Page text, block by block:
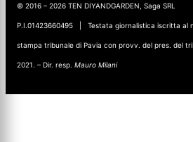
© 2016 – 2026 TEN DIYANDGARDEN, Saga SRL
P.I.01423660495 | Testata giornalistica iscritta al
stampa tribunale di Pavia con provv. del pres. del
2021. – Dir. resp. Mauro Milani